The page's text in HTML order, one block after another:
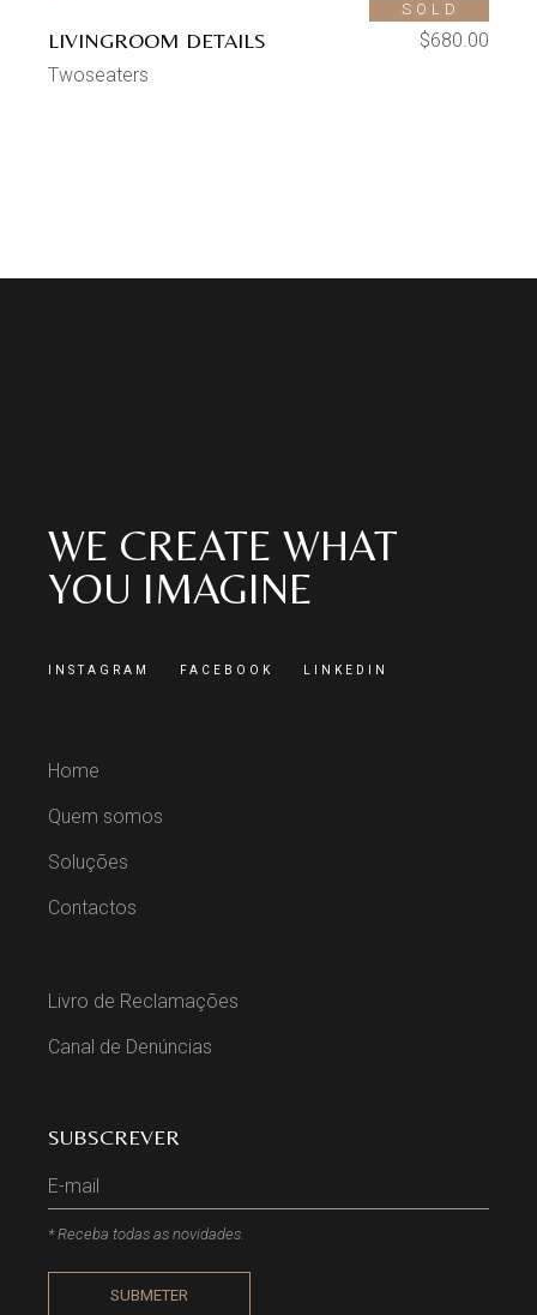
SOLD
LIVINGROOM DETAILS $680.00
Twoseaters
WE CREATE WHAT
YOU IMAGINE
INSTAGRAM FACEBOOK LINKEDIN
Home
Quem somos
Soluções
Contactos
Livro de Reclamações
Canal de Denúncias
SUBSCREVER
* Receba todas as novidades.
SUBMETER